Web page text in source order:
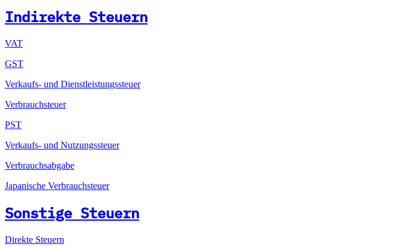
Indirekte Steuern
VAT
GST
Verkaufs- und Dienstleistungssteuer
Verbrauchsteuer
PST
Verkaufs- und Nutzungssteuer
Verbrauchsabgabe
Japanische Verbrauchsteuer
Sonstige Steuern
Direkte Steuern